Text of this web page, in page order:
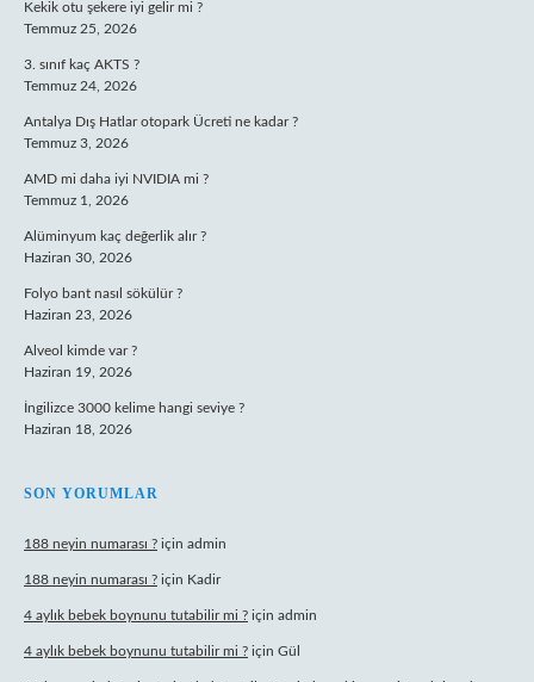
Kekik otu şekere iyi gelir mi ?
Temmuz 25, 2026
3. sınıf kaç AKTS ?
Temmuz 24, 2026
Antalya Dış Hatlar otopark Ücreti ne kadar ?
Temmuz 3, 2026
AMD mi daha iyi NVIDIA mi ?
Temmuz 1, 2026
Alüminyum kaç değerlik alır ?
Haziran 30, 2026
Folyo bant nasıl sökülür ?
Haziran 23, 2026
Alveol kimde var ?
Haziran 19, 2026
İngilizce 3000 kelime hangi seviye ?
Haziran 18, 2026
SON YORUMLAR
188 neyin numarası ? için admin
188 neyin numarası ? için Kadir
4 aylık bebek boynunu tutabilir mi ? için admin
4 aylık bebek boynunu tutabilir mi ? için Gül